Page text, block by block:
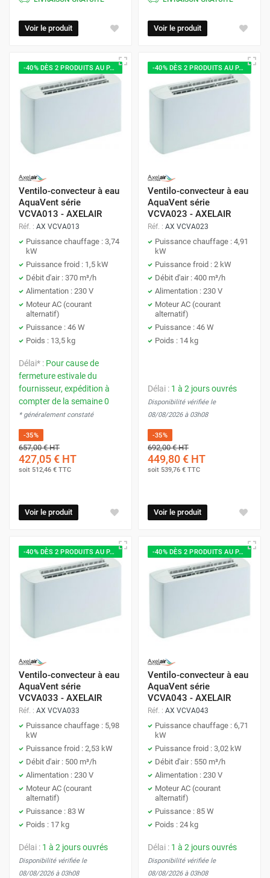
Voir le produit Voir le produit
-40% DÈS 2 PRODUITS AU PANIER
Ventilo-convecteur à eau
AquaVent série
VCVA013 - AXELAIR
Réf. : AX VCVA013
Puissance chauffage : 3,74
kW
Puissance froid : 1,5 kW
Débit d'air : 370 m³/h
Alimentation : 230 V
Moteur AC (courant
alternatif)
Puissance : 46 W
Poids : 13,5 kg
Délai* : Pour cause de
fermeture estivale du
fournisseur, expédition à
compter de la semaine 0
* généralement constaté
-35%
657,00 €HT
427,05 € HT
soit 512,46 € TTC
Voir le produit
-40% DÈS 2 PRODUITS AU PANIER
Ventilo-convecteur à eau
AquaVent série
VCVA023 - AXELAIR
Réf. : AX VCVA023
Puissance chauffage : 4,91
kW
Puissance froid : 2 kW
Débit d'air : 400 m³/h
Alimentation : 230 V
Moteur AC (courant
alternatif)
Puissance : 46 W
Poids : 14 kg
Délai : 1 à 2 jours ouvrés
Disponibilité vérifiée le
08/08/2026 à 03h08
-35%
692,00 €HT
449,80 € HT
soit 539,76 € TTC
Voir le produit
-40% DÈS 2 PRODUITS AU PANIER
Ventilo-convecteur à eau
AquaVent série
VCVA033 - AXELAIR
Réf. : AX VCVA033
Puissance chauffage : 5,98
kW
Puissance froid : 2,53 kW
Débit d'air : 500 m³/h
Alimentation : 230 V
Moteur AC (courant
alternatif)
Puissance : 83 W
Poids : 17 kg
Délai : 1 à 2 jours ouvrés
Disponibilité vérifiée le
08/08/2026 à 03h08
-40% DÈS 2 PRODUITS AU PANIER
Ventilo-convecteur à eau
AquaVent série
VCVA043 - AXELAIR
Réf. : AX VCVA043
Puissance chauffage : 6,71
kW
Puissance froid : 3,02 kW
Débit d'air : 550 m³/h
Alimentation : 230 V
Moteur AC (courant
alternatif)
Puissance : 85 W
Poids : 24 kg
Délai : 1 à 2 jours ouvrés
Disponibilité vérifiée le
08/08/2026 à 03h08